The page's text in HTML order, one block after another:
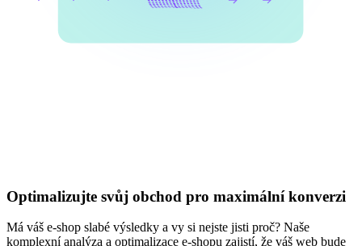
Optimalizujte svůj obchod pro maximální konverzi
Má váš e-shop slabé výsledky a vy si nejste jisti proč? Naše
komplexní analýza a optimalizace e-shopu zajistí, že váš web bude